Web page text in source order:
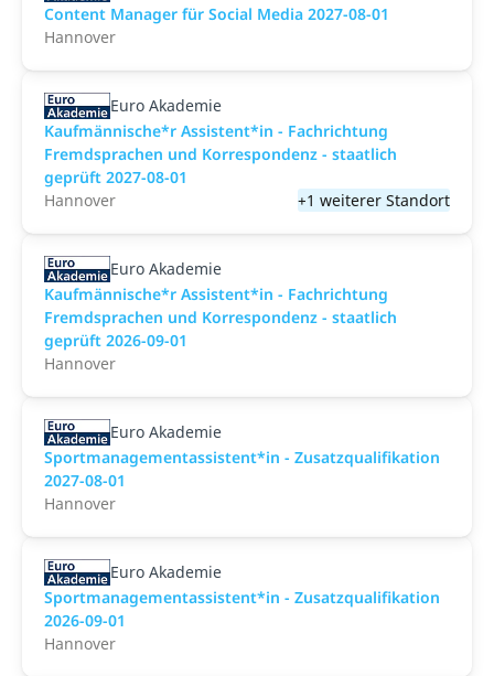
Content Manager für Social Media 2027-08-01
Hannover
Euro Akademie
Kaufmännische*r Assistent*in - Fachrichtung
Fremdsprachen und Korrespondenz - staatlich
geprüft 2027-08-01
Hannover
+1 weiterer Standort
Euro Akademie
Kaufmännische*r Assistent*in - Fachrichtung
Fremdsprachen und Korrespondenz - staatlich
geprüft 2026-09-01
Hannover
Euro Akademie
Sportmanagementassistent*in - Zusatzqualifikation
2027-08-01
Hannover
Euro Akademie
Sportmanagementassistent*in - Zusatzqualifikation
2026-09-01
Hannover